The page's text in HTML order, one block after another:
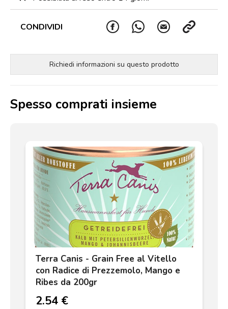
CONDIVIDI
Richiedi informazioni su questo prodotto
Spesso comprati insieme
Terra Canis - Grain Free al Vitello
con Radice di Prezzemolo, Mango e
Ribes da 200gr
2.54 €